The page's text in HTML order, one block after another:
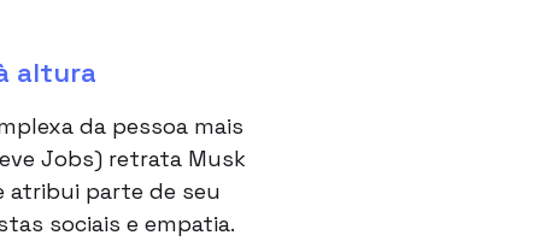
altura
da pessoa mais
Jobs) retrata Musk
atribui parte de seu
sociais e empatia.